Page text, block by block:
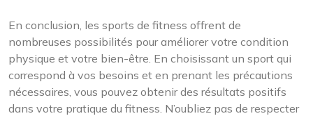
En conclusion, les sports de fitness offrent de
nombreuses possibilités pour améliorer votre condition
physique et votre bien-être. En choisissant un sport qui
correspond à vos besoins et en prenant les précautions
nécessaires, vous pouvez obtenir des résultats positifs
dans votre pratique du fitness. N’oubliez pas de respecter